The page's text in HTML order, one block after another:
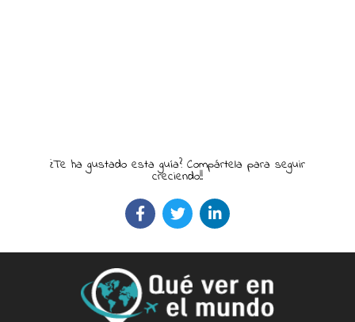
¿Te ha gustado esta guía? Compártela para seguir
creciendo!!